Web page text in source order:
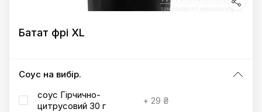
Батат фрі XL
Соус на вибір.
соус Гірчично-
цитрусовий 30 г
+ 29 ₴